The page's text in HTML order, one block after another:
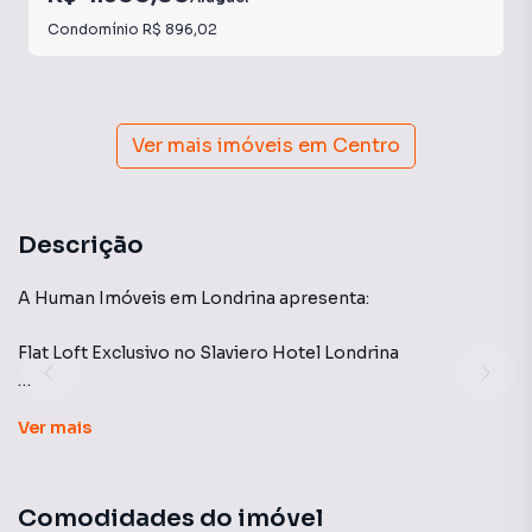
Condomínio R$ 896,02
Ver mais imóveis em Centro
Descrição
A Human Imóveis em Londrina apresenta:
Flat Loft Exclusivo no Slaviero Hotel Londrina
estrelas, aliados à privacidade e ao espaço de um loft
convencional, sendo uma excelente opção para moradia,
Ver mais
Comodidades do imóvel